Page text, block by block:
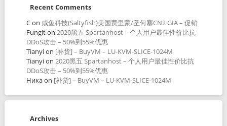
Recent Comments
Con 咸鱼科技(Saltyfish)美国费里蒙/圣何塞CN2 GIA – 促销
Fungiton 2020黑五 Spartanhost – 个人用户最佳性价比抗
DDoS攻击 – 50%到55%优惠
Tianyion [补货] – BuyVM – LU-KVM-SLICE-1024M
Tianyion 2020黑五 Spartanhost – 个人用户最佳性价比抗
DDoS攻击 – 50%到55%优惠
Никаon [补货] – BuyVM – LU-KVM-SLICE-1024M
Archives